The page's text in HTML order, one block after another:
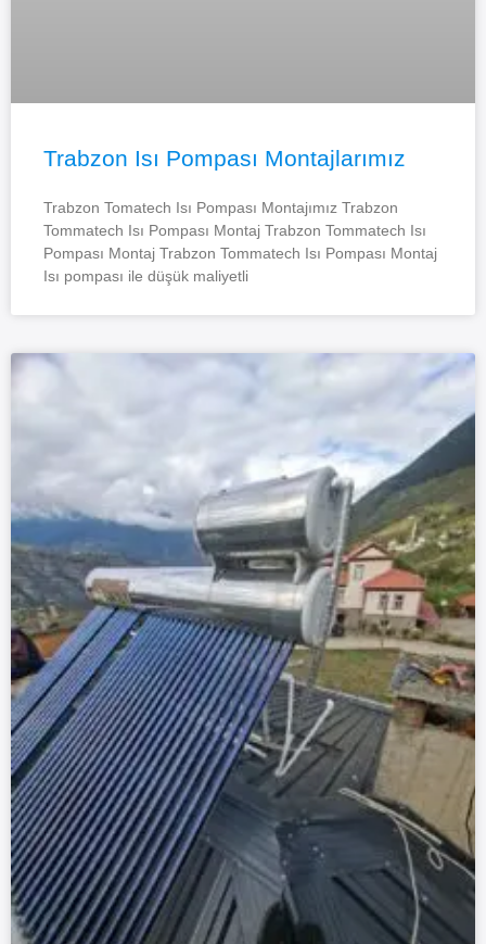
Trabzon Isı Pompası Montajlarımız
Trabzon Tomatech Isı Pompası Montajımız Trabzon
Tommatech Isı Pompası Montaj Trabzon Tommatech Isı
Pompası Montaj Trabzon Tommatech Isı Pompası Montaj
Isı pompası ile düşük maliyetli